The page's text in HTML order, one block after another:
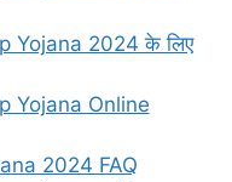
Yojana 2024 के लिए
Yojana Online
2024 FAQ